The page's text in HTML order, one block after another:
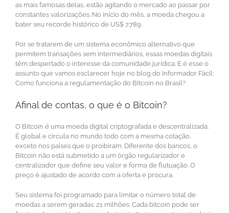
as mais famosas delas, estão agitando o mercado ao passar por
constantes valorizações. No início do mês, a moeda chegou a
bater seu recorde histórico de US$ 7.789.
Por se tratarem de um sistema econômico alternativo que
permitem transações sem intermediários, essas moedas digitais
têm despertado o interesse da comunidade jurídica. E é esse o
assunto que vamos esclarecer hoje no blog do Informador Fácil:
Como funciona a regulamentação do Bitcoin no Brasil?
Afinal de contas, o que é o Bitcoin?
O Bitcoin é uma moeda digital criptografada e descentralizada.
É global e circula no mundo todo com a mesma cotação,
exceto nos países que o proibiram. Diferente dos bancos, o
Bitcoin não está submetido a um órgão regularizador e
centralizador que define seu valor e forma de flutuação. O
preço é ajustado de acordo com a oferta e procura.
Seu sistema foi programado para limitar o número total de
moedas a serem geradas: 21 milhões. Cada bitcoin pode ser